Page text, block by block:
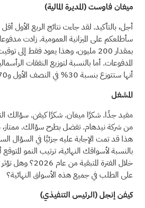
ميغان فاوست (المديرة المالية)
أجل، بالتأكيد. لقد جاءت نتائج الربع الأول أقل
سأطلعكم على الميزانية العمومية. زادت
بمقدار 200 مليون، وهذا يعود فقط إلى
المدفوعات. أما بالنسبة لتوزيع النفقات
أنها ستتوزع بنسبة 30% في النصف الأول و70% في النصف الثاني.
المشغل
مفيد جدًا. شكرًا ميغان. شكرًا كيفن. سؤالك
من شركة نيدهام. تفضل بطرح سؤالك.
هذا قد تمت الإجابة عليه جزئيًا في السؤال
بالنسبة لأسواقك النهائية، ترتيب النمو
خلال الفترة المتبقية
على الطلب في جميع هذه الأسواق النهائية؟
كيفن إنجل (الرئيس التنفيذي)